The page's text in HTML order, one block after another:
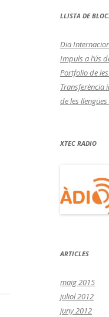
LLISTA DE
Dia
Impuls a l’ús
Portfolio de
Transferència
de les
XTEC RADIO
ARTICLES
maig 2015
juliol 2012
juny 2012